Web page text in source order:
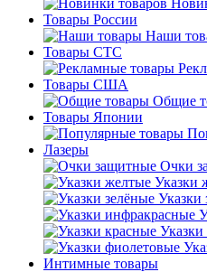
Товары России
Наши
Товары СТС
Товары США
Общие
Товары Японии
Лазеры
Очки
Указки
Указки
Интимные товары